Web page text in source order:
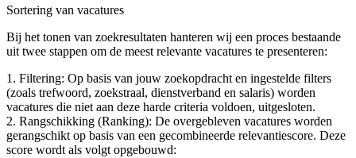
Sortering van vacatures
Bij het tonen van zoekresultaten hanteren wij een proces bestaande
uit twee stappen om de meest relevante vacatures te presenteren:
1. Filtering: Op basis van jouw zoekopdracht en ingestelde filters
(zoals trefwoord, zoekstraal, dienstverband en salaris) worden
vacatures die niet aan deze harde criteria voldoen, uitgesloten.
2. Rangschikking (Ranking): De overgebleven vacatures worden
gerangschikt op basis van een gecombineerde relevantiescore. Deze
score wordt als volgt opgebouwd: